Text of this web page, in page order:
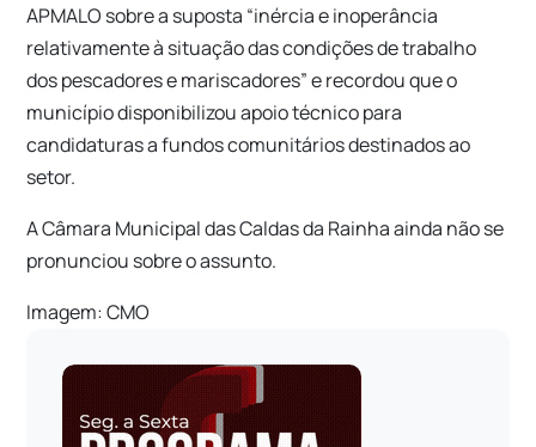
APMALO sobre a suposta “inércia e inoperância
relativamente à situação das condições de trabalho
dos pescadores e mariscadores”e recordou que o
município disponibilizou apoio técnico para
candidaturas a fundos comunitários destinados ao
setor.
A Câmara Municipal das Caldas da Rainha ainda não se
pronunciou sobre o assunto.
Imagem: CMO